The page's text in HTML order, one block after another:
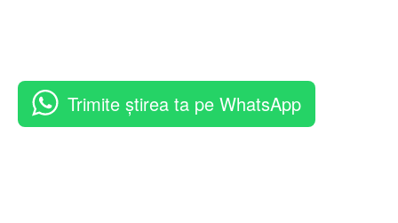
Trimite știrea ta pe WhatsApp